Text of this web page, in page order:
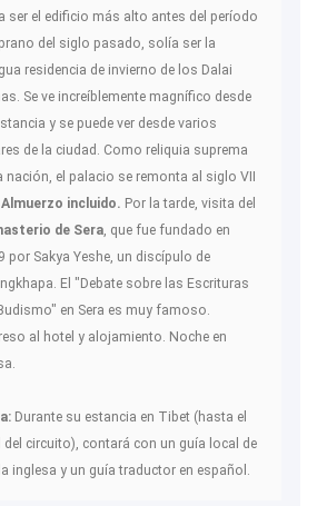
ser el edificio más alto antes del período
del siglo pasado, solía ser la
residencia de invierno de los Dalai
Se ve increíblemente magnífico desde
y se puede ver desde varios
de la ciudad. Como reliquia suprema
nación, el palacio se remonta al siglo VII
Almuerzo incluido. Por la tarde, visita del
de Sera, que fue fundado en
por Sakya Yeshe, un discípulo de
El "Debate sobre las Escrituras
en Sera es muy famoso.
al hotel y alojamiento. Noche en
Durante su estancia en Tibet (hasta el
del circuito), contará con un guía local de
inglesa y un guía traductor en español.